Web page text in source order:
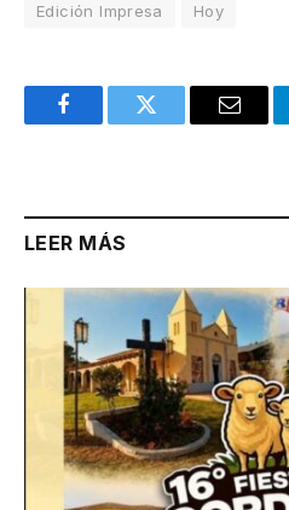
Edición Impresa Hoy
FacebookTwitter Email
LEER MÁS